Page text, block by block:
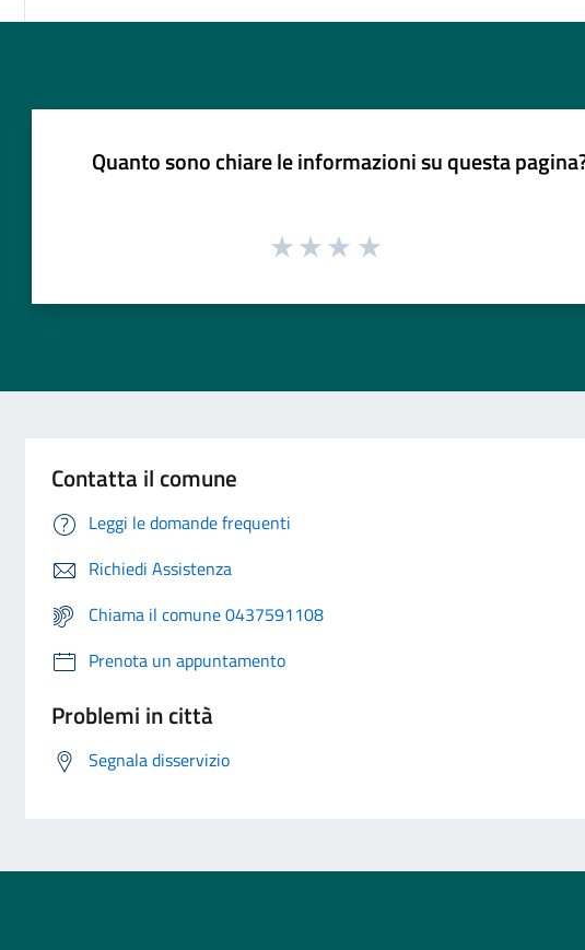
Quanto sono chiare le informazioni su questa
Contatta il comune
Leggi le domande frequenti
Richiedi Assistenza
Chiama il comune 0437591108
Prenota un appuntamento
Problemi in città
Segnala disservizio